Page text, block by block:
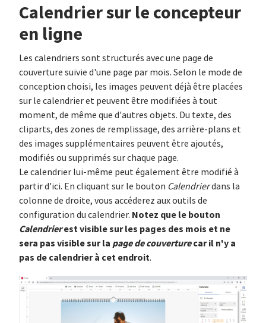
Calendrier sur le concepteur
en ligne
Les calendriers sont structurés avec une page de
couverture suivie d'une page par mois. Selon le mode de
conception choisi, les images peuvent déjà être placées
sur le calendrier et peuvent être modifiées à tout
moment, de même que d'autres objets. Du texte, des
cliparts, des zones de remplissage, des arrière-plans et
des images supplémentaires peuvent être ajoutés,
modifiés ou supprimés sur chaque page.
Le calendrier lui-même peut également être modifié à
partir d'ici. En cliquant sur le bouton Calendrierdans la
colonne de droite, vous accéderez aux outils de
configuration du calendrier. Notez que lebouton
Calendrierest visible sur les pages des mois et ne
sera pas visible sur la page de couverturecar il n'y a
pas de calendrier à cet endroit.